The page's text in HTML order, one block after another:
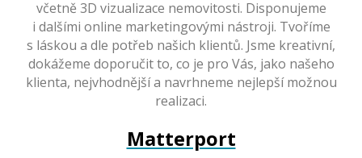
včetně 3D vizualizace nemovitosti. Disponujeme
i dalšími online marketingovými nástroji. Tvoříme
s láskou a dle potřeb našich klientů. Jsme kreativní,
dokážeme doporučit to, co je pro Vás, jako našeho
klienta, nejvhodnější a navrhneme nejlepší možnou
realizaci.
Matterport